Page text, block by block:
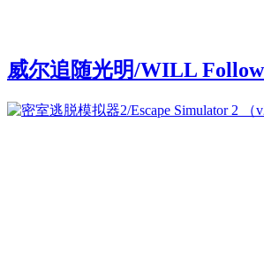
威尔追随光明/WILL